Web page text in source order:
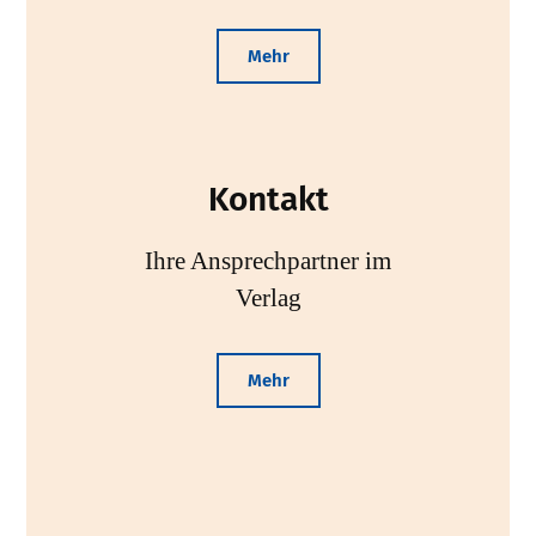
Mehr
Kontakt
Ihre Ansprechpartner im
Verlag
Mehr